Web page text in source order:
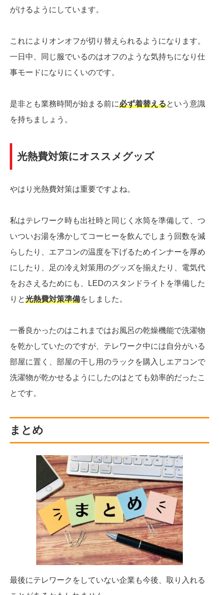
がけるようにしています。
これによりオンオフが切り替えられるようになります。
一日中、同じ服でいるのはオフのような気持ちになり仕
事モードになりにくいのです。
是非とも業務時間が始まる前に必ず着替えるという意識
を持ちましょう。
光熱費対策にオススメグッズ
やはり光熱費対策は重要ですよね。
私はテレワーク時も出社時と同じく水筒を準備して、つ
いついお湯を沸かしてコーヒーを飲んでしまう回数を減
らしたり、エアコンの温度を下げるためインナーを厚め
にしたり、足の冷え対策用のグッズを揃えたり、電気代
をおさえるためにも、LEDのスタンドライトを準備した
りと光熱費対策準備をしました。
一番良かったのはこれまではお風呂の乾燥機能で洗濯物
を乾かしていたのですが、テレワーク中には自分がいる
部屋に置く、部屋の干し用のラックを購入しエアコンで
洗濯物が乾かせるようにしたのはとても効率的だったこ
とです。
まとめ
最後にテレワークをしていない企業も今後、取り入れる